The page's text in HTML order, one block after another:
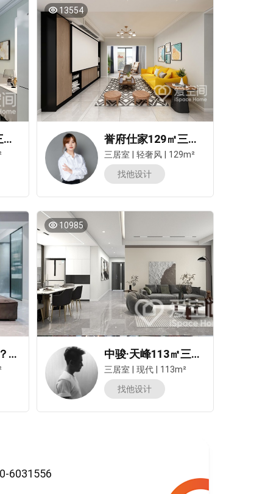
城丰星苑135㎡三居室现代简约风装修案例
13554
誉府仕家129㎡三居室轻奢风装修案例
三居室 轻奢风
129m²
找他设计
95后都这样装修？一个人住110㎡也太爽了！
10985
中骏·天峰113㎡三居室现代简约风装修案例
三居室 现代
113m²
找他设计
6031556